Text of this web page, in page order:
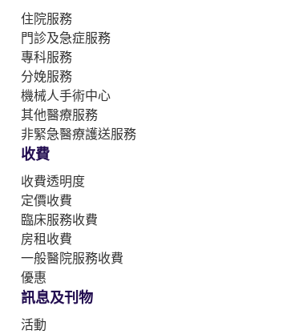
住院服務
門診及急症服務
專科服務
分娩服務
機械人手術中心
其他醫療服務
非緊急醫療護送服務
收費
收費透明度
定價收費
臨床服務收費
房租收費
一般醫院服務收費
優惠
訊息及刊物
活動